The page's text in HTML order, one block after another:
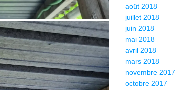
août 2018
juillet 2018
juin 2018
mai 2018
avril 2018
mars 2018
novembre 2017
octobre 2017